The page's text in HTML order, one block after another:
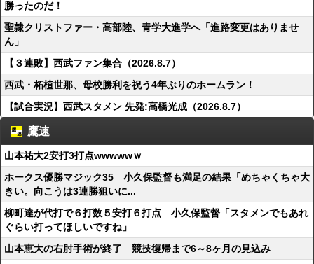
勝ったのだ！
聖隷クリストファー・高部陸、青学大進学へ「進路変更はありませ
ん」
【３連敗】西武ファン集合（2026.8.7）
西武・柘植世那、母校勝利を祝う4年ぶりのホームラン！
【試合実況】西武スタメン 先発:高橋光成（2026.8.7）
鷹速
山本祐大2安打3打点wwwwwｗ
ホークス優勝マジック35 小久保監督も満足の結果「めちゃくちゃ大
きい。向こうは3連勝狙いに...
柳町達が代打で６打数５安打６打点 小久保監督「スタメンでもあれ
ぐらい打ってほしいですね」
山本恵大の右肘手術が終了 競技復帰まで6～8ヶ月の見込み